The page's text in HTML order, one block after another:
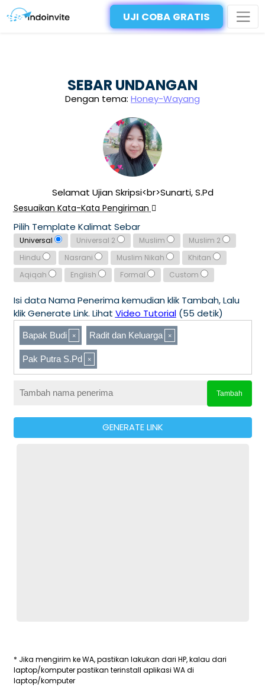
UJI COBA GRATIS
SEBAR UNDANGAN
Dengan tema: Honey-Wayang
Selamat Ujian Skripsi<br>Sunarti, S.Pd
Sesuaikan Kata-Kata Pengiriman
Pilih Template Kalimat Sebar
Universal Universal 2 Muslim
Muslim 2
Hindu
Nasrani Muslim Nikah
Khitan
Aqiqah
English Formal Custom
Isi data Nama Penerima kemudian klik Tambah, Lalu
klik Generate Link. Lihat Video Tutorial(55 detik)
Bapak Budi Radit dan Keluarga
Pak Putra S.Pd
Tambah
GENERATE LINK
* Jika mengirim ke WA, pastikan lakukan dari HP, kalau dari
laptop/komputer pastikan terinstall aplikasi WA di
laptop/komputer